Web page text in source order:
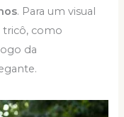
. Para um visual
tricô, como
da